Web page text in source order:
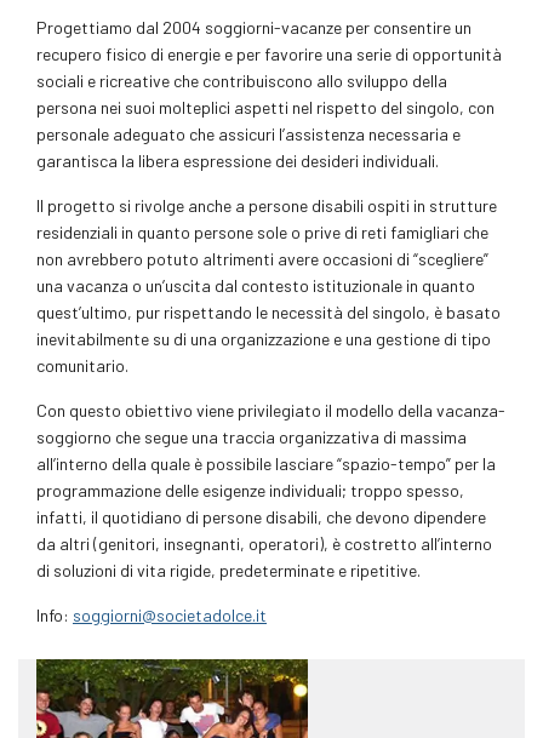
Progettiamo dal 2004 soggiorni-vacanze per consentire un
recupero fisico di energie e per favorire una serie di opportunità
sociali e ricreative che contribuiscono allo sviluppo della
persona nei suoi molteplici aspetti nel rispetto del singolo, con
personale adeguato che assicuri l’assistenza necessaria e
garantisca la libera espressione dei desideri individuali.
Il progetto si rivolge anche a persone disabili ospiti in strutture
residenziali in quanto persone sole o prive di reti famigliari che
non avrebbero potuto altrimenti avere occasioni di “scegliere”
una vacanza o un’uscita dal contesto istituzionale in quanto
quest’ultimo, pur rispettando le necessità del singolo, è basato
inevitabilmente su di una organizzazione e una gestione di tipo
comunitario.
Con questo obiettivo viene privilegiato il modello della vacanza-
soggiorno che segue una traccia organizzativa di massima
all’interno della quale è possibile lasciare “spazio-tempo” per la
programmazione delle esigenze individuali; troppo spesso,
infatti, il quotidiano di persone disabili, che devono dipendere
da altri (genitori, insegnanti, operatori), è costretto all’interno
di soluzioni di vita rigide, predeterminate e ripetitive.
Info: soggiorni@societadolce.it